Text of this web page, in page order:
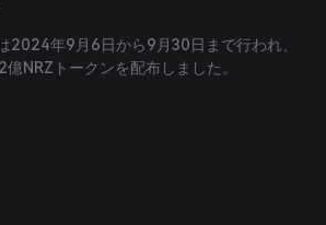
2024年9月6日から9月30日まで行われ、
NRZトークンを配布しました。